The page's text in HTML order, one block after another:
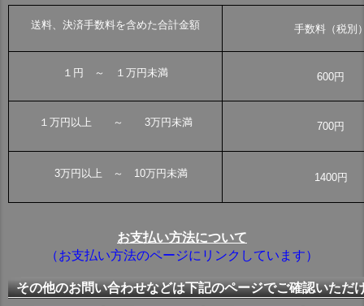
送料、決済手数料を含めた合計金額 手数料（税別
１円 ～ １万円未満 600円
１万円以上 ～ 3万円未満 700円
3万円以上 ～ 10万円未満 1400円
お支払い方法について
（お支払い方法のページにリンクしています）
その他のお問い合わせなどは下記のページでご確認いただ